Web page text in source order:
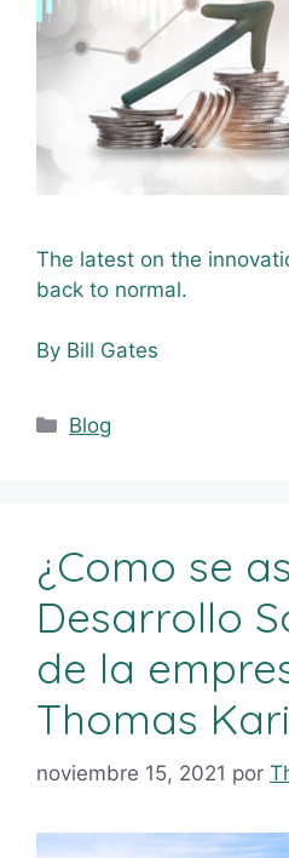
The latest on the
back to normal.
By Bill Gates
Blog
¿Como se
Desarrollo
de la
Thomas
noviembre 15, 2021 por